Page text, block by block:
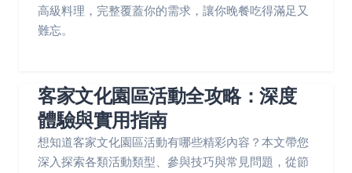
高級料理，完整覆蓋你的需求，讓你晚餐吃得滿足又
難忘。
客家文化園區活動全攻略：深度
體驗與實用指南
想知道客家文化園區活動有哪些精彩內容？本文帶您
深入探索各類活動類型、參與技巧與常見問題，從節